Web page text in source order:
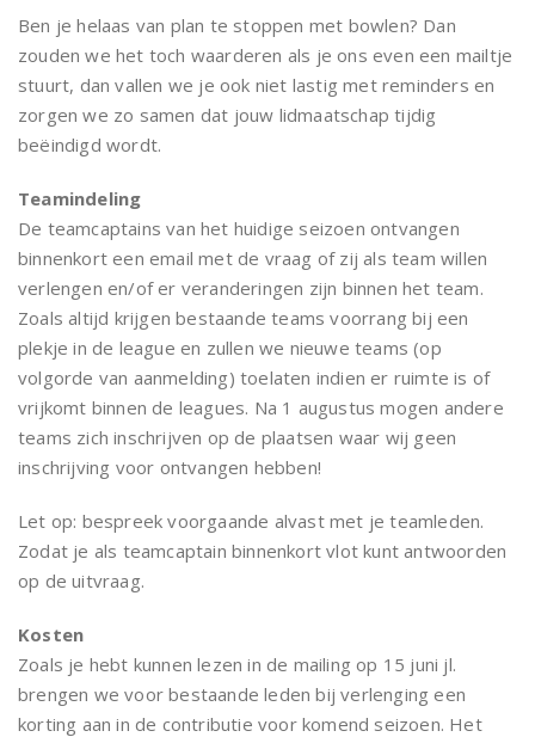
Ben je helaas van plan te stoppen met bowlen? Dan
zouden we het toch waarderen als je ons even een mailtje
stuurt, dan vallen we je ook niet lastig met reminders en
zorgen we zo samen dat jouw lidmaatschap tijdig
beëindigd wordt.
Teamindeling
De teamcaptains van het huidige seizoen ontvangen
binnenkort een email met de vraag of zij als team willen
verlengen en/of er veranderingen zijn binnen het team.
Zoals altijd krijgen bestaande teams voorrang bij een
plekje in de league en zullen we nieuwe teams (op
volgorde van aanmelding) toelaten indien er ruimte is of
vrijkomt binnen de leagues. Na 1 augustus mogen andere
teams zich inschrijven op de plaatsen waar wij geen
inschrijving voor ontvangen hebben!
Let op: bespreek voorgaande alvast met je teamleden.
Zodat je als teamcaptain binnenkort vlot kunt antwoorden
op de uitvraag.
Kosten
Zoals je hebt kunnen lezen in de mailing op 15 juni jl.
brengen we voor bestaande leden bij verlenging een
korting aan in de contributie voor komend seizoen. Het